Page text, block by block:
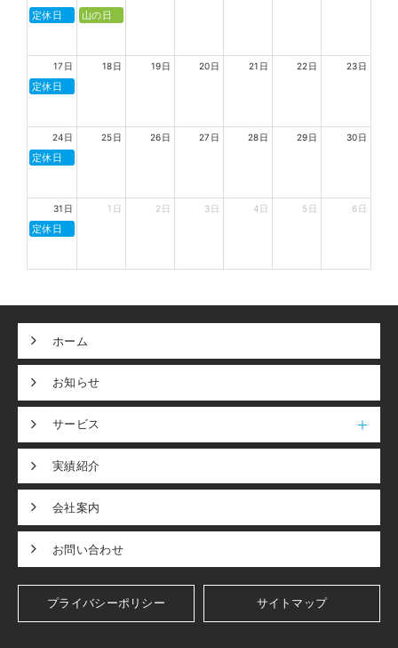
定休日 山の日
17日
定休日
18日 19日 20日 21日 22日 23日
24日
定休日
25日 26日 27日 28日 29日 30日
31日
定休日
1日 2日 3日 4日 5日 6日
ホーム
お知らせ
サービス
実績紹介
会社案内
お問い合わせ
プライバシーポリシー サイトマップ